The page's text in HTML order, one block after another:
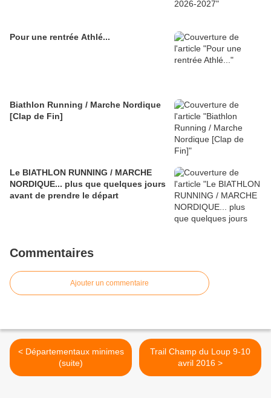
Pour une rentrée Athlé...
Biathlon Running / Marche Nordique
[Clap de Fin]
Le BIATHLON RUNNING / MARCHE
NORDIQUE... plus que quelques jours
avant de prendre le départ
Commentaires
Ajouter un commentaire
< Départementaux minimes
(suite)
Trail Champ du Loup 9-10
avril 2016 >